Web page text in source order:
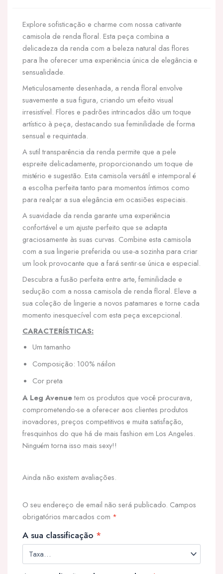
Explore sofisticação e charme com nossa cativante
camisola de renda floral. Esta peça combina a
delicadeza da renda com a beleza natural das flores
para lhe oferecer uma experiência única de elegância e
sensualidade.
Meticulosamente desenhada, a renda floral envolve
suavemente a sua figura, criando um efeito visual
irresistível. Flores e padrões intrincados dão um toque
artístico à peça, destacando sua feminilidade de forma
sensual e requintada.
A sutil transparência da renda permite que a pele
espreite delicadamente, proporcionando um toque de
mistério e sugestão. Esta camisola versátil e intemporal é
a escolha perfeita tanto para momentos íntimos como
para realçar a sua elegância em ocasiões especiais.
A suavidade da renda garante uma experiência
confortável e um ajuste perfeito que se adapta
graciosamente às suas curvas. Combine esta camisola
com a sua lingerie preferida ou use-a sozinha para criar
um look provocante que a fará sentir-se única e especial.
Descubra a fusão perfeita entre arte, feminilidade e
sedução com a nossa camisola de renda floral. Eleve a
sua coleção de lingerie a novos patamares e torne cada
momento inesquecível com esta peça excepcional.
CARACTERÍSTICAS:
Um tamanho
Composição: 100% náilon
Cor preta
A Leg Avenuetem os produtos que você procurava,
comprometendo-se a oferecer aos clientes produtos
inovadores, preços competitivos e muita satisfação,
fresquinhos do que há de mais fashion em Los Angeles.
Ninguém torna isso mais sexy!!
Ainda não existem avaliações.
O seu endereço de email não será publicado. Campos
obrigatórios marcados com *
A sua classificação *